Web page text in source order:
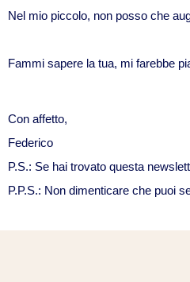
Nel mio piccolo, non posso che
Fammi sapere la tua, mi farebbe
Con affetto,
Federico
P.S.: Se hai trovato questa
P.P.S.: Non dimenticare che puoi